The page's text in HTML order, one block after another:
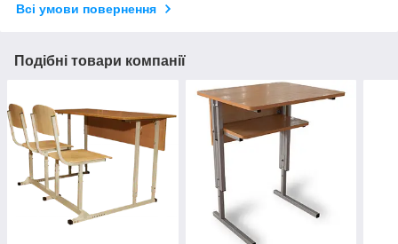
Всі умови повернення
Подібні товари компанії